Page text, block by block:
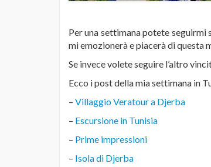
Per una settimana potete
mi emozionerà e piacerà di questa
Se invece volete seguire l’altro
Ecco i post della mia settimana in
– Villaggio Veratour a Djerba
– Escursione in Tunisia
– Prime impressioni
– Isola di Djerba